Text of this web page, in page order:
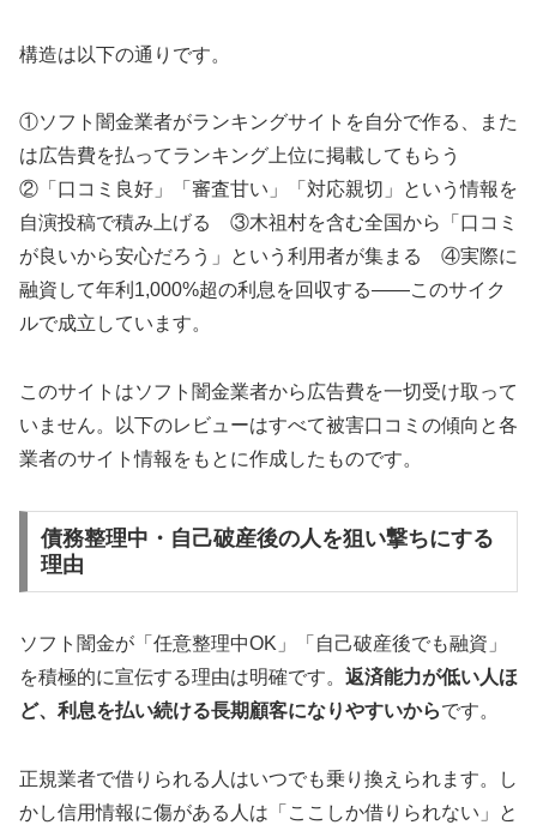
構造は以下の通りです。
①ソフト闇金業者がランキングサイトを自分で作る、また
は広告費を払ってランキング上位に掲載してもらう
②「口コミ良好」「審査甘い」「対応親切」という情報を
自演投稿で積み上げる ③木祖村を含む全国から「口コミ
が良いから安心だろう」という利用者が集まる ④実際に
融資して年利1,000%超の利息を回収する——このサイク
ルで成立しています。
このサイトはソフト闇金業者から広告費を一切受け取って
いません。以下のレビューはすべて被害口コミの傾向と各
業者のサイト情報をもとに作成したものです。
債務整理中・自己破産後の人を狙い撃ちにする
理由
ソフト闇金が「任意整理中OK」「自己破産後でも融資」
を積極的に宣伝する理由は明確です。 返済能力が低い人ほ
ど、利息を払い続ける長期顧客になりやすいからです。
正規業者で借りられる人はいつでも乗り換えられます。し
かし信用情報に傷がある人は「ここしか借りられない」と